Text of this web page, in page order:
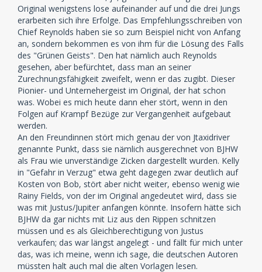
Original wenigstens lose aufeinander auf und die drei Jungs
erarbeiten sich ihre Erfolge. Das Empfehlungsschreiben von
Chief Reynolds haben sie so zum Beispiel nicht von Anfang
an, sondern bekommen es von ihm für die Lösung des Falls
des "Grünen Geists". Den hat nämlich auch Reynolds
gesehen, aber befürchtet, dass man an seiner
Zurechnungsfähigkeit zweifelt, wenn er das zugibt. Dieser
Pionier- und Unternehergeist im Original, der hat schon
was. Wobei es mich heute dann eher stört, wenn in den
Folgen auf Krampf Bezüge zur Vergangenheit aufgebaut
werden.
An den Freundinnen stört mich genau der von Jtaxidriver
genannte Punkt, dass sie nämlich ausgerechnet von BJHW
als Frau wie unverständige Zicken dargestellt wurden. Kelly
in "Gefahr in Verzug" etwa geht dagegen zwar deutlich auf
Kosten von Bob, stört aber nicht weiter, ebenso wenig wie
Rainy Fields, von der im Original angedeutet wird, dass sie
was mit Justus/Jupiter anfangen könnte. Insofern hätte sich
BJHW da gar nichts mit Liz aus den Rippen schnitzen
müssen und es als Gleichberechtigung von Justus
verkaufen; das war längst angelegt - und fällt für mich unter
das, was ich meine, wenn ich sage, die deutschen Autoren
müssten halt auch mal die alten Vorlagen lesen.